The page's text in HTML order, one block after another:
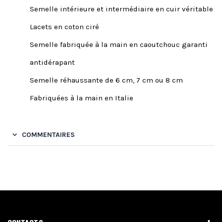
Semelle intérieure et intermédiaire en cuir véritable
Lacets en coton ciré
Semelle fabriquée à la main en caoutchouc garanti
antidérapant
Semelle réhaussante de 6 cm, 7 cm ou 8 cm
Fabriquées à la main en Italie
COMMENTAIRES